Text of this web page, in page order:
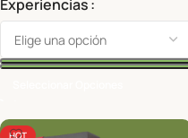
Experiencias
HOT